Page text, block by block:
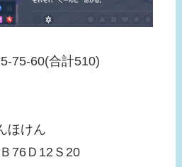
75-60(合計510)
ほけん
76Ｄ12Ｓ20